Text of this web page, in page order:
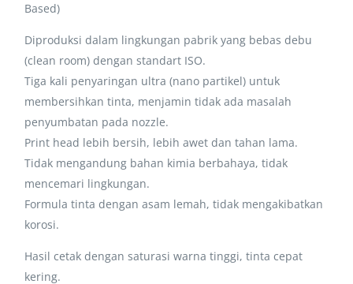
Based)
Diproduksi dalam lingkungan pabrik yang bebas debu
(clean room) dengan standart ISO.
Tiga kali penyaringan ultra (nano partikel) untuk
membersihkan tinta, menjamin tidak ada masalah
penyumbatan pada nozzle.
Print head lebih bersih, lebih awet dan tahan lama.
Tidak mengandung bahan kimia berbahaya, tidak
mencemari lingkungan.
Formula tinta dengan asam lemah, tidak mengakibatkan
korosi.
Hasil cetak dengan saturasi warna tinggi, tinta cepat
kering.